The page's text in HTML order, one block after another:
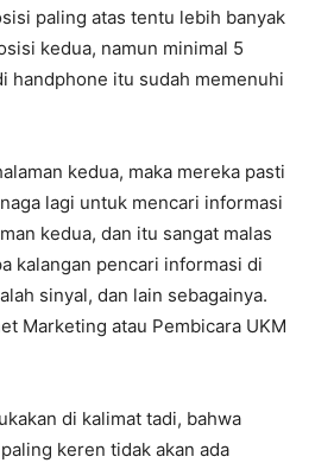
paling atas tentu lebih banyak
kedua, namun minimal 5
handphone itu sudah memenuhi
kedua, maka mereka pasti
lagi untuk mencari informasi
kedua, dan itu sangat malas
kalangan pencari informasi di
sinyal, dan lain sebagainya.
Marketing atau Pembicara UKM
di kalimat tadi, bahwa
keren tidak akan ada